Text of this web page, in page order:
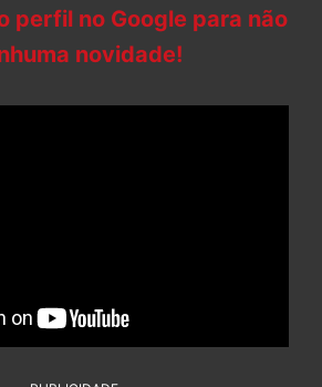
perfil no Google para não
novidade!